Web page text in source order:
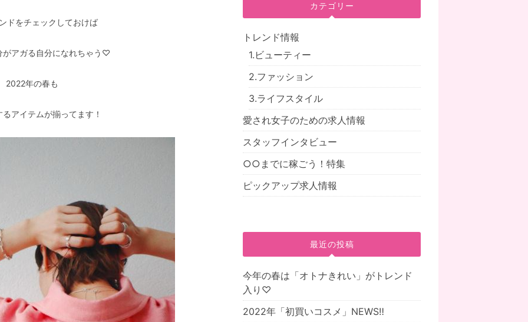
ドをチェックしておけば
がアガる自分になれちゃう♡
2022年の春も
アイテムが揃ってます！
カテゴリー
トレンド情報
1.ビューティー
2.ファッション
3.ライフスタイル
愛され女子のための求人情報
スタッフインタビュー
○○までに稼ごう！特集
ピックアップ求人情報
最近の投稿
今年の春は「オトナきれい」がトレンド
入り♡
2022年「初買いコスメ」NEWS‼